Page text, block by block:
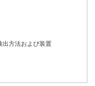
出方法および装置